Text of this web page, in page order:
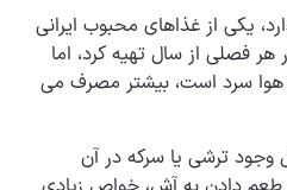
یکی از غذاهای محبوب ایرانی
فصلی از سال تهیه کرد، اما
هوا سرد است، بیشتر مصرف می
ترشی یا سرکه در آن